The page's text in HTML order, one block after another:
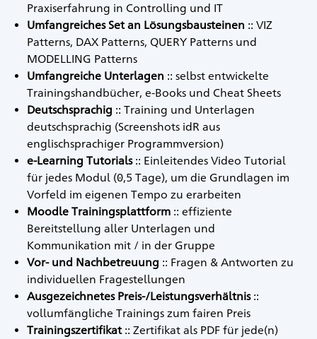
Praxiserfahrung in Controlling und IT
Umfangreiches Set an Lösungsbausteinen :: VIZ
Patterns, DAX Patterns, QUERY Patterns und
MODELLING Patterns
Umfangreiche Unterlagen :: selbst entwickelte
Trainingshandbücher, e-Books und Cheat Sheets
Deutschsprachig :: Training und Unterlagen
deutschsprachig (Screenshots idR aus
englischsprachiger Programmversion)
e-Learning Tutorials :: Einleitendes Video Tutorial
für jedes Modul (0,5 Tage), um die Grundlagen im
Vorfeld im eigenen Tempo zu erarbeiten
Moodle Trainingsplattform :: effiziente
Bereitstellung aller Unterlagen und
Kommunikation mit / in der Gruppe
Vor- und Nachbetreuung :: Fragen & Antworten zu
individuellen Fragestellungen
Ausgezeichnetes Preis-/Leistungsverhältnis ::
vollumfängliche Trainings zum fairen Preis
Trainingszertifikat :: Zertifikat als PDF für jede(n)